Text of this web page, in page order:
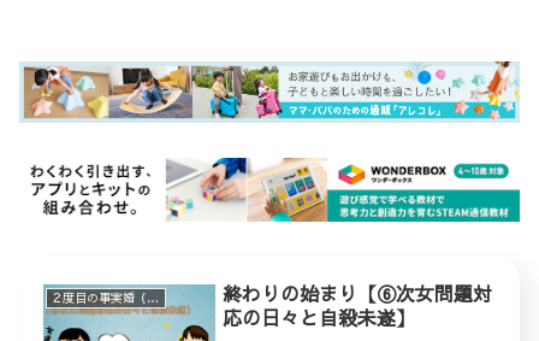
２度目の事実婚（ステップファミリー）
終わりの始まり【⑥次女問題対
応の日々と自殺未遂】